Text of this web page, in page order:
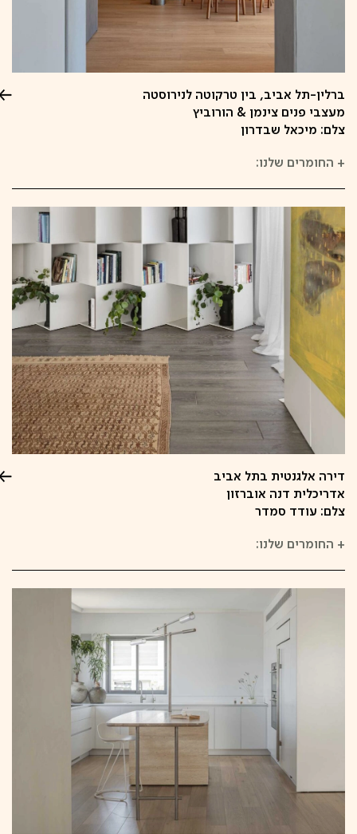
ברלין-תל אביב, בין טרקוטה לנירוסטה
מעצבי פנים צינמן & הורוביץ
צלם: מיכאל שבדרון
+ החומרים שלנו:
דירה אלגנטית בתל אביב
אדריכלית דנה אוברזון
צלם: עודד סמדר
+ החומרים שלנו: